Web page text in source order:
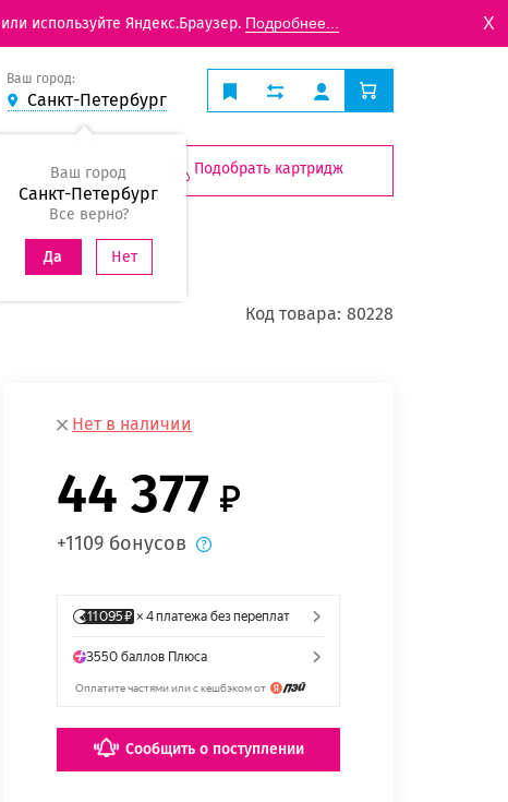
используйте Яндекс.Браузер. Подробнее... X
Ваш город:
Санкт-Петербург
Ваш город
Санкт-Петербург
Все верно?
Да Нет
Подобрать картридж
Код товара: 80228
Нет в наличии
44 377
+1109 бонусов
Сообщить о поступлении